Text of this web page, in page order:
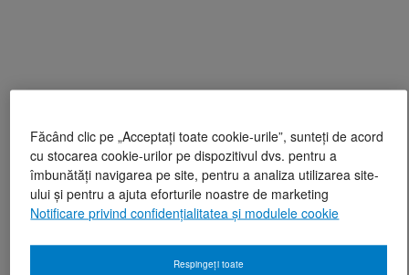
Făcând clic pe „Acceptați toate cookie-urile”, sunteți de acord
cu stocarea cookie-urilor pe dispozitivul dvs. pentru a
îmbunătăți navigarea pe site, pentru a analiza utilizarea site-
ului și pentru a ajuta eforturile noastre de marketing
Notificare privind confidențialitatea și modulele cookie
Respingeți toate